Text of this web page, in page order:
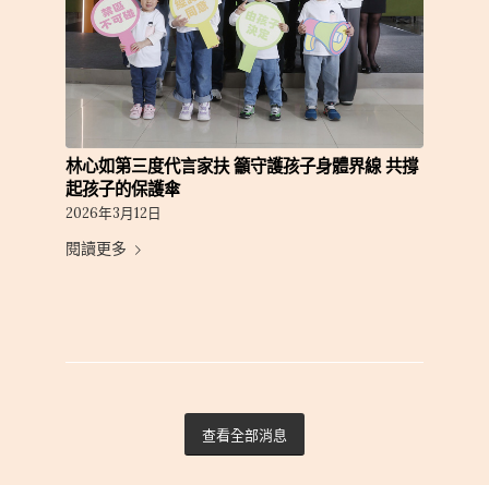
林心如第三度代言家扶 籲守護孩子身體界線 共撐
起孩子的保護傘
2026年3月12日
閱讀更多
查看全部消息